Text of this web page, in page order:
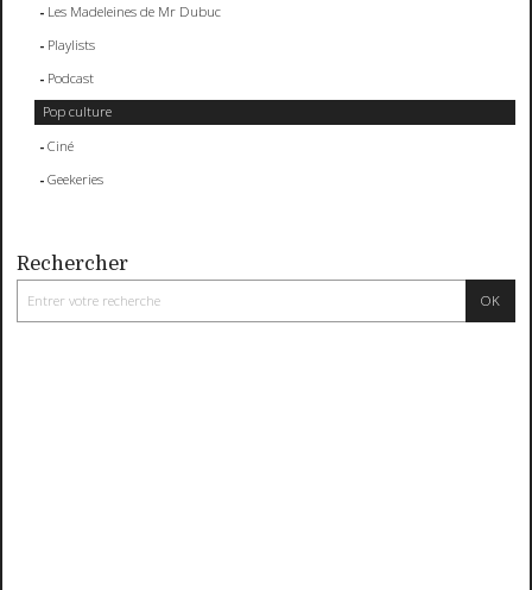
Les Madeleines de Mr Dubuc
Playlists
Podcast
Pop culture
Ciné
Geekeries
Rechercher